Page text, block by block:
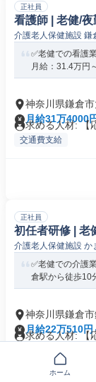
正社員
看護師 | 老健/夜
介護老人保健施設 鎌
✅老健での看
月給：31.4万円
神奈川県鎌倉
月給31万4000
求める人材: 【
交通費支給
正社員
初任者研修 | 老
介護老人保健施設 か
✅老健での介
倉駅から徒歩
神奈川県鎌倉
月給22万510
求める人材: 【
ちの方 == ホー
交通費支給
ホーム